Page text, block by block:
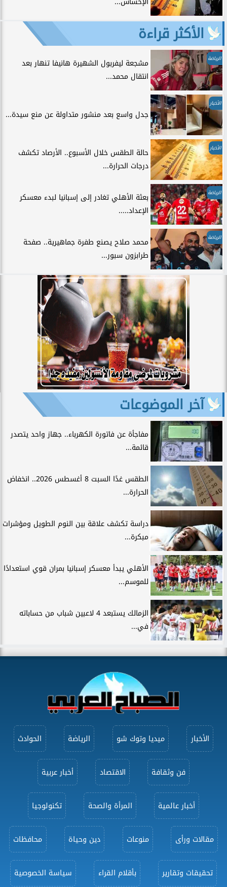
الأكثر قراءة
الرياضة
مشجعة ليفربول الشهيرة هانيفا تنهار بعد
انتقال محمد...
الأخبار
جدل واسع بعد منشور متداولة عن منع سيدة...
الأخبار
حالة الطقس خلال الأسبوع.. الأرصاد تكشف
درجات الحرارة...
الرياضة
بعثة الأهلي تغادر إلى إسبانيا لبدء معسكر
الإعداد.....
الرياضة
محمد صلاح يصنع طفرة جماهيرية.. صفحة
طرابزون سبور...
آخر الموضوعات
مفاجأة عن فاتورة الكهرباء.. جهاز واحد يتصدر
قائمة...
الطقس غدًا السبت 8 أغسطس 2026.. انخفاض
الحرارة...
دراسة تكشف علاقة بين النوم الطويل ومؤشرات
مبكرة...
الأهلي يبدأ معسكر إسبانيا بمران قوي استعدادًا
للموسم...
الزمالك يستبعد 4 لاعبين شباب من حساباته
في...
الأخبار ميديا وتوك شو الرياضة الحوادث
فن وثقافة الاقتصاد أخبار عربية
أخبار عالمية المرأة والصحة تكنولوجيا
مقالات ورأى منوعات دين وحياة محافظات
تحقيقات وتقارير بأقلام القراء سياسة الخصوصية